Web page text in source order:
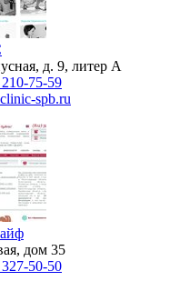
д. 9, литер А
75-59
spb.ru
дом 35
50-50